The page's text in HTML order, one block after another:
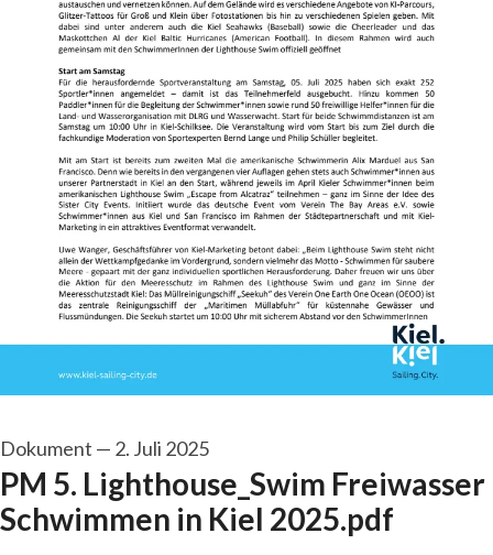
Dokument — 2. Juli 2025
PM 5. Lighthouse_Swim Freiwasser
Schwimmen in Kiel 2025.pdf